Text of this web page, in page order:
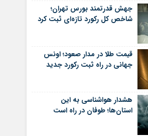
جهش قدرتمند بورس تهران؛
شاخص کل رکورد تازه‌ای ثبت کرد
قیمت طلا در مدار صعود؛ اونس
جهانی در راه ثبت رکورد جدید
هشدار هواشناسی به این
استان‌ها؛ طوفان در راه است